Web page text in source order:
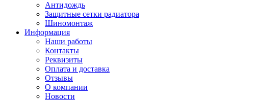
Антидождь
Защитные сетки радиатора
Шиномонтаж
Информация
Наши работы
Контакты
Реквизиты
Оплата и доставка
Отзывы
О компании
Новости